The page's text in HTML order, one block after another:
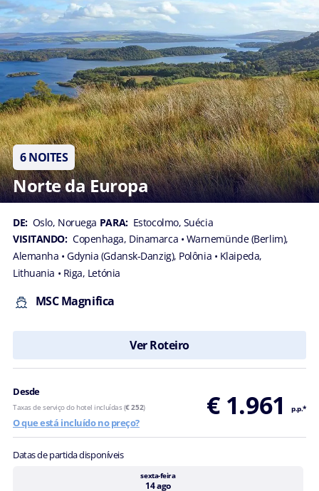
6 NOITES
Norte da Europa
DE: Oslo, Noruega PARA: Estocolmo, Suécia
VISITANDO: Copenhaga, Dinamarca • Warnemünde (Berlim),
Alemanha • Gdynia (Gdansk-Danzig), Polônia • Klaipeda,
Lithuania • Riga, Letónia
MSC Magnifica
Ver Roteiro
Desde € 1.961 p.p.*
Taxas de serviço do hotel incluídas (€ 252)
O que está incluído no preço?
Datas de partida disponíveis
sexta-feira
14 ago